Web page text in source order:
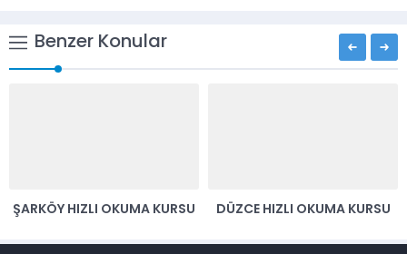
Benzer Konular
DÜZCE HIZLI OKUMA KURSU
DOĞANŞEHIR HIZLI OKUMA